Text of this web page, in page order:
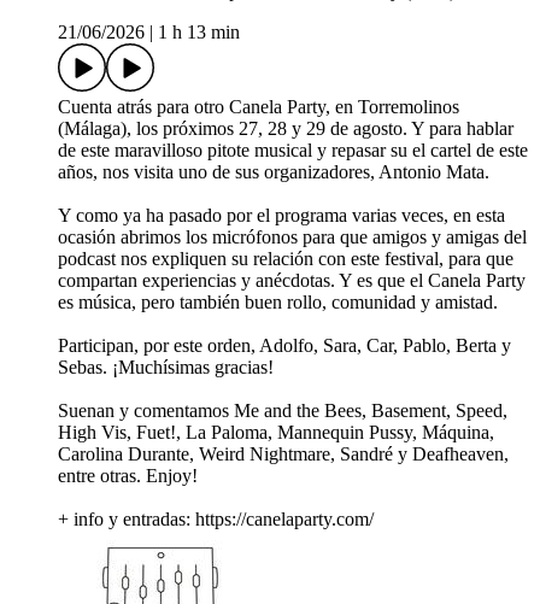
21/06/2026
1 h 13 min
Cuenta atrás para otro Canela Party, en Torremolinos
(Málaga), los próximos 27, 28 y 29 de agosto. Y para hablar
de este maravilloso pitote musical y repasar su el cartel de este
años, nos visita uno de sus organizadores, Antonio Mata.
Y como ya ha pasado por el programa varias veces, en esta
ocasión abrimos los micrófonos para que amigos y amigas del
podcast nos expliquen su relación con este festival, para que
compartan experiencias y anécdotas. Y es que el Canela Party
es música, pero también buen rollo, comunidad y amistad.
Participan, por este orden, Adolfo, Sara, Car, Pablo, Berta y
Sebas. ¡Muchísimas gracias!
Suenan y comentamos Me and the Bees, Basement, Speed,
High Vis, Fuet!, La Paloma, Mannequin Pussy, Máquina,
Carolina Durante, Weird Nightmare, Sandré y Deafheaven,
entre otras. Enjoy!
+ info y entradas: https://canelaparty.com/